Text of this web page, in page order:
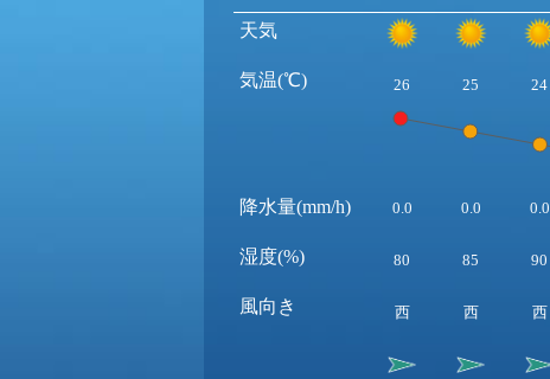
天気
気温(℃)
降水量(mm/h)
湿度(%)
風向き
26 25 24
0.0 0.0 0.0
80 85 90
西 西 西